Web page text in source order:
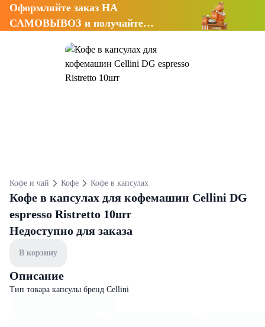
Оформляйте заказ НА
САМОВЫВОЗ и получайте
Кофе и чай Кофе Кофе в капсулах
Кофе в капсулах для кофемашин Cellini DG
espresso Ristretto 10шт
Недоступно для заказа
В корзину
Описание
Тип товара капсулы бренд Cellini